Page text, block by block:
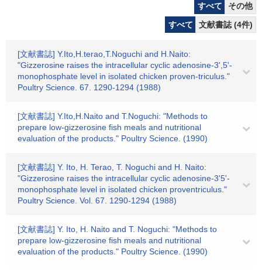
すべて
その他
すべて
文献書誌 (4件)
[文献書誌] Y.Ito,H.terao,T.Noguchi and H.Naito:
"Gizzerosine raises the intracellular cyclic adenosine-3',5'-
monophosphate level in isolated chicken proven-triculus."
Poultry Science. 67. 1290-1294 (1988)
[文献書誌] Y.Ito,H.Naito and T.Noguchi: "Methods to
prepare low-gizzerosine fish meals and nutritional
evaluation of the products." Poultry Science. (1990)
[文献書誌] Y. Ito, H. Terao, T. Noguchi and H. Naito:
"Gizzerosine raises the intracellular cyclic adenosine-3'5'-
monophosphate level in isolated chicken proventriculus."
Poultry Science. Vol. 67. 1290-1294 (1988)
[文献書誌] Y. Ito, H. Naito and T. Noguchi: "Methods to
prepare low-gizzerosine fish meals and nutritional
evaluation of the products." Poultry Science. (1990)